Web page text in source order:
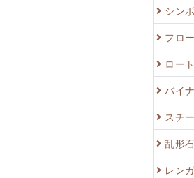
シン
フロ
ロー
バイ
スチ
乱形石
レン